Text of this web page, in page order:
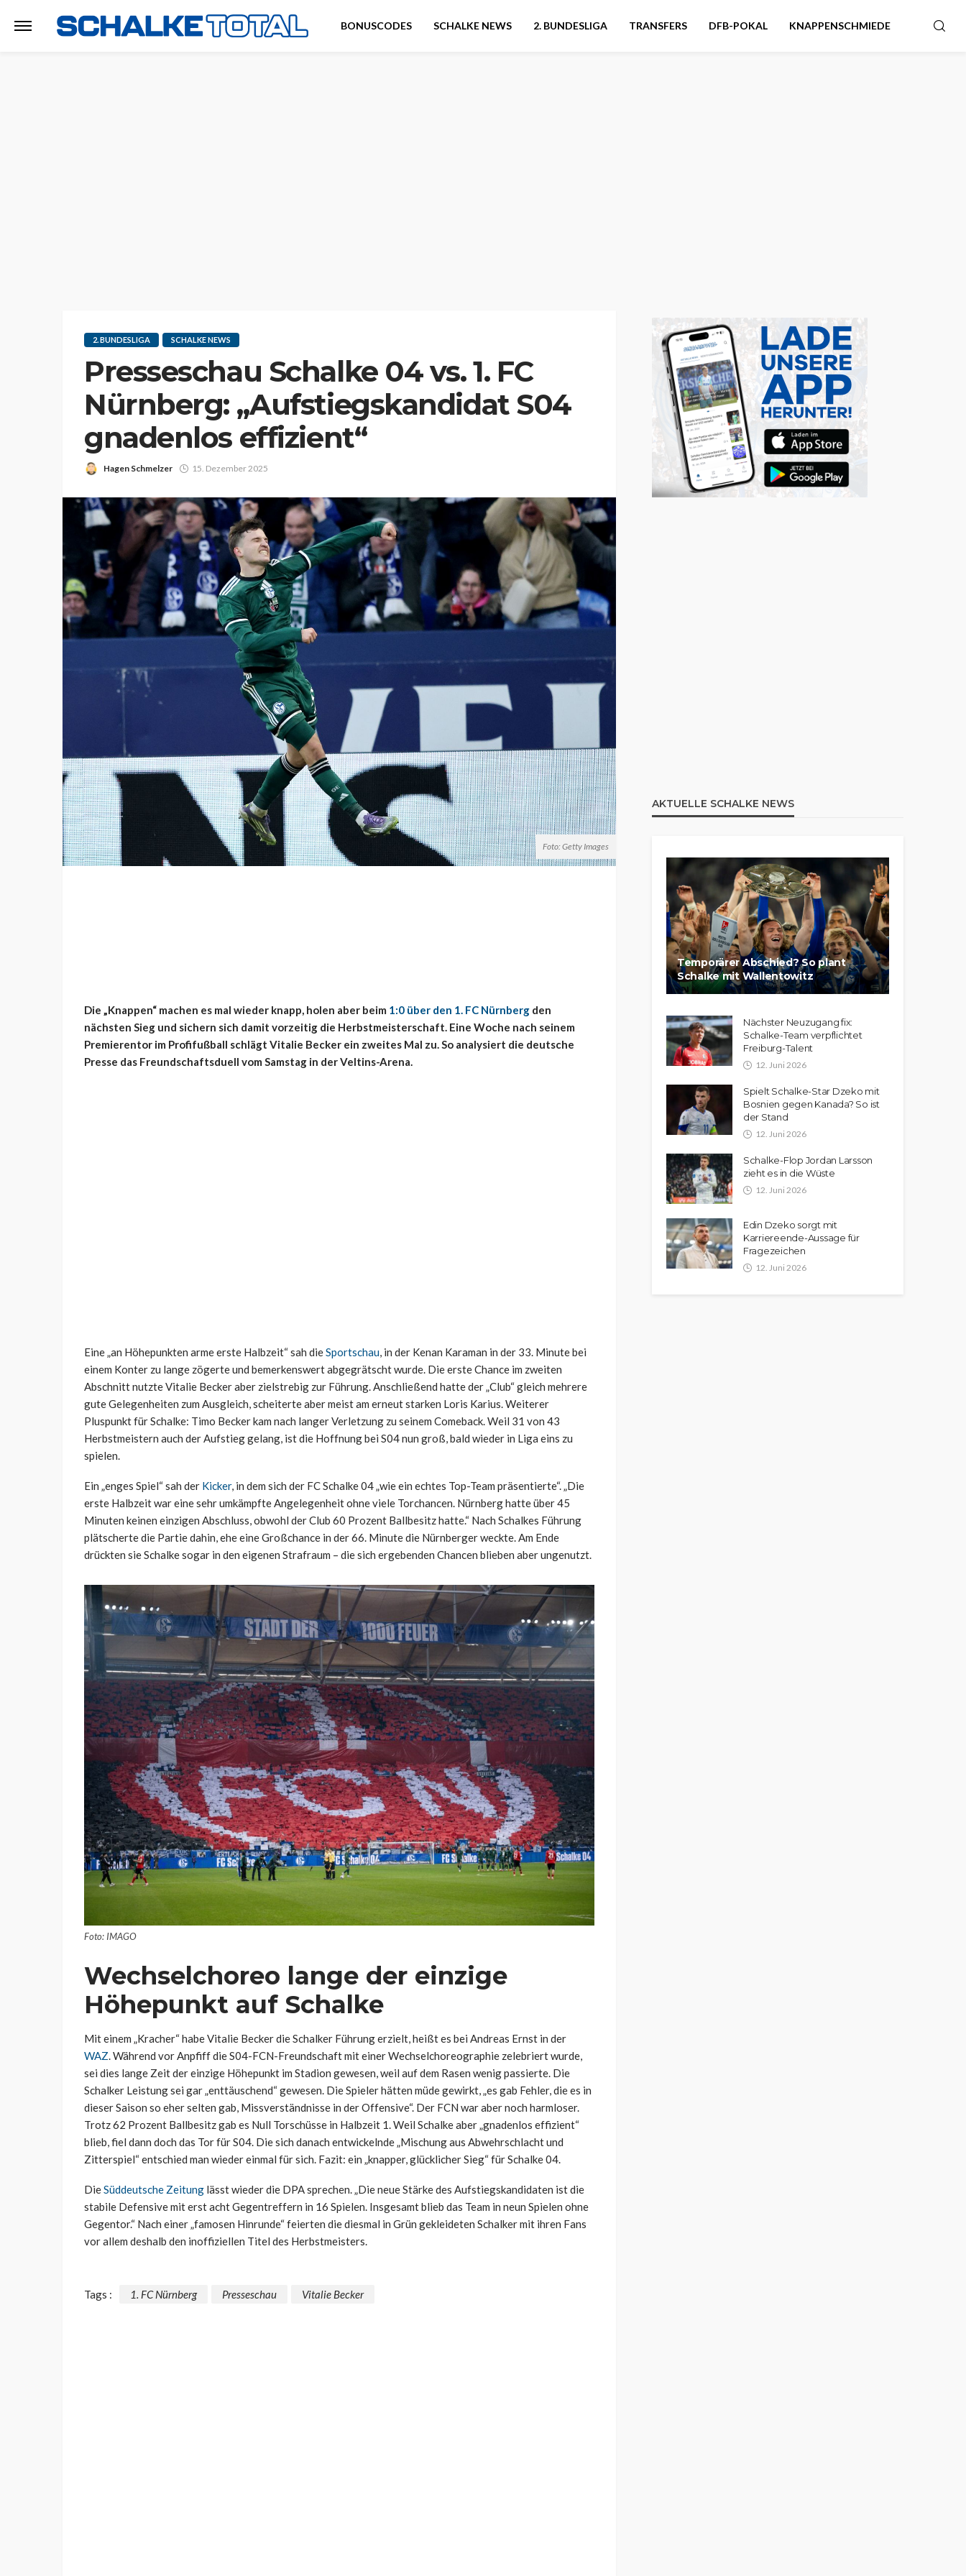
BONUSCODES SCHALKE NEWS 2. BUNDESLIGA TRANSFERS DFB-POKAL KNAPPENSCHMIEDE
2. BUNDESLIGA SCHALKE NEWS
Presseschau Schalke 04 vs. 1. FC
Nürnberg: „Aufstiegskandidat S04
gnadenlos effizient“
Hagen Schmelzer 15. Dezember 2025
Foto: Getty Images
Die „Knappen“ machen es mal wieder knapp, holen aber beim 1:0 über den 1. FC Nürnberg den
nächsten Sieg und sichern sich damit vorzeitig die Herbstmeisterschaft. Eine Woche nach seinem
Premierentor im Profifußball schlägt Vitalie Becker ein zweites Mal zu. So analysiert die deutsche
Presse das Freundschaftsduell vom Samstag in der Veltins-Arena.
Eine „an Höhepunkten arme erste Halbzeit“ sah dieSportschau, in der Kenan Karaman in der 33. Minute bei
einem Konter zu lange zögerte und bemerkenswert abgegrätscht wurde. Die erste Chance im zweiten
Abschnitt nutzte Vitalie Becker aber zielstrebig zur Führung. Anschließend hatte der „Club“ gleich mehrere
gute Gelegenheiten zum Ausgleich, scheiterte aber meist am erneut starken Loris Karius. Weiterer
Pluspunkt für Schalke: Timo Becker kam nach langer Verletzung zu seinem Comeback. Weil 31 von 43
Herbstmeistern auch der Aufstieg gelang, ist die Hoffnung bei S04 nun groß, bald wieder in Liga eins zu
spielen.
Ein „enges Spiel“ sah der Kicker, in dem sich der FC Schalke 04 „wie ein echtes Top-Team präsentierte“. „Die
erste Halbzeit war eine sehr umkämpfte Angelegenheit ohne viele Torchancen. Nürnberg hatte über 45
Minuten keinen einzigen Abschluss, obwohl der Club 60 Prozent Ballbesitz hatte.“ Nach Schalkes Führung
plätscherte die Partie dahin, ehe eine Großchance in der 66. Minute die Nürnberger weckte. Am Ende
drückten sie Schalke sogar in den eigenen Strafraum – die sich ergebenden Chancen blieben aber ungenutzt.
Foto: IMAGO
Wechselchoreo lange der einzige
Höhepunkt auf Schalke
Mit einem „Kracher“ habe Vitalie Becker die Schalker Führung erzielt, heißt es bei Andreas Ernst in der
WAZ. Während vor Anpfiff die S04-FCN-Freundschaft mit einer Wechselchoreographie zelebriert wurde,
sei dies lange Zeit der einzige Höhepunkt im Stadion gewesen, weil auf dem Rasen wenig passierte. Die
Schalker Leistung sei gar „enttäuschend“ gewesen. Die Spieler hätten müde gewirkt, „es gab Fehler, die es in
dieser Saison so eher selten gab, Missverständnisse in der Offensive“. Der FCN war aber noch harmloser.
Trotz 62 Prozent Ballbesitz gab es Null Torschüsse in Halbzeit 1. Weil Schalke aber „gnadenlos effizient“
blieb, fiel dann doch das Tor für S04. Die sich danach entwickelnde „Mischung aus Abwehrschlacht und
Zitterspiel“ entschied man wieder einmal für sich. Fazit: ein „knapper, glücklicher Sieg“ für Schalke 04.
DieSüddeutsche Zeitung lässt wieder die DPA sprechen. „Die neue Stärke des Aufstiegskandidaten ist die
stabile Defensive mit erst acht Gegentreffern in 16 Spielen. Insgesamt blieb das Team in neun Spielen ohne
Gegentor.“ Nach einer „famosen Hinrunde“ feierten die diesmal in Grün gekleideten Schalker mit ihren Fans
vor allem deshalb den inoffiziellen Titel des Herbstmeisters.
Tags : 1. FC Nürnberg Presseschau Vitalie Becker
AKTUELLE SCHALKE NEWS
Temporärer Abschied? So plant
Schalke mit Wallentowitz
Nächster Neuzugang fix:
Schalke-Team verpflichtet
Freiburg-Talent
12. Juni 2026
Spielt Schalke-Star Dzeko mit
Bosnien gegen Kanada? So ist
der Stand
12. Juni 2026
Schalke-Flop Jordan Larsson
zieht es in die Wüste
12. Juni 2026
Edin Dzeko sorgt mit
Karriereende-Aussage für
Fragezeichen
12. Juni 2026